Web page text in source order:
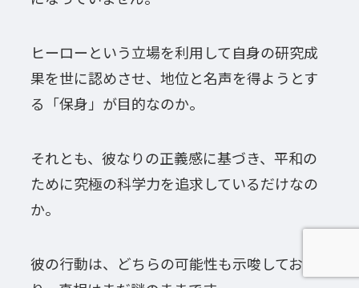
ヒーローという立場を利用して自身の研究成
果を世に認めさせ、地位と名声を得ようとす
る「保身」が目的なのか。
それとも、彼なりの正義感に基づき、平和の
ために究極の科学力を追求しているだけなの
か。
彼の行動は、どちらの可能性も示唆してお